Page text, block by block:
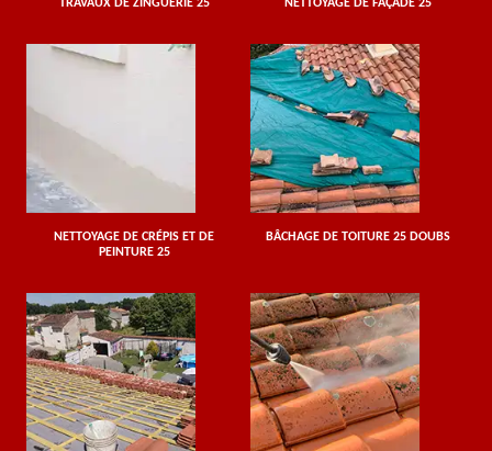
TRAVAUX DE ZINGUERIE 25 NETTOYAGE DE FAÇADE 25
NETTOYAGE DE CRÉPIS ET DE
PEINTURE 25
BÂCHAGE DE TOITURE 25 DOUBS